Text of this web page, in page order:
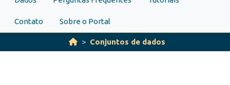
Contato Sobre o Portal
Conjuntos de dados